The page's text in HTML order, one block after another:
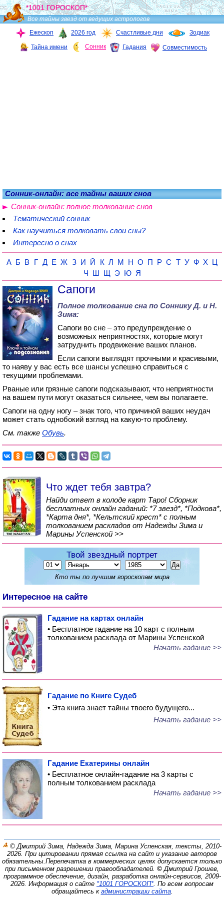
*1001 ГОРОСКОП*
Все тайны звезд от ведущих астрологов
Ежескоп
2026 год Счастливые дни Зодиак
Тайна имени Сонник Гадания Совместимость
Сонник-онлайн: все тайны ваших снов
Сонник-онлайн: полное толкование снов
Тематический сонник
Как научиться толковать свои сны?
Интересно о снах
А Б В Г Д Е Ж З И Й К Л М Н О П Р С Т У Ф Х Ц
Ч Ш Щ Э Ю Я
Сапоги
Полное толкование сна по Соннику Д. и Н.
Зима:
Сапоги во сне – это предупреждение о
возможных неприятностях, которые могут
затруднить продвижение ваших планов.
Если сапоги выглядят прочными и красивыми,
то наяву у вас есть все шансы успешно справиться с
текущими проблемами.
Рваные или грязные сапоги подсказывают, что неприятности
на вашем пути могут оказаться сильнее, чем вы полагаете.
Сапоги на одну ногу – знак того, что причиной ваших неудач
может стать однобокий взгляд на какую-то проблему.
См. также Обувь.
Что ждет тебя завтра?
Найди ответ в колоде карт Таро! Сборник
бесплатных онлайн гаданий: *7 звезд*, *Подкова*,
*Карта дня*, *Кельтский крест* с полным
толкованием раскладов от Надежды Зима и
Марины Успенской >>
Твой звездный портрет
Кто ты по лучшим гороскопам мира
Интересное на сайте
Гадание на картах онлайн
• Бесплатное гадание на 10 карт с полным
толкованием расклада от Марины Успенской
Начать гадание >>
Гадание по Книге Судеб
• Эта книга знает тайны твоего будущего...
Начать гадание >>
Гадание Екатерины онлайн
• Бесплатное онлайн-гадание на 3 карты с
полным толкованием расклада
Начать гадание >>
© Дмитрий Зима, Надежда Зима, Марина Успенская, тексты, 2010-
2026. При цитировании прямая ссылка на сайт и указание авторов
обязательны.Перепечатка в коммерческих целях допускается только
при письменном разрешении правообладателей. © Дмитрий Грошев,
программное обеспечение, дизайн, разработка онлайн-сервисов, 2009-
2026. Информация о сайте *1001 ГОРОСКОП*. По всем вопросам
обращайтесь к администрации сайта.